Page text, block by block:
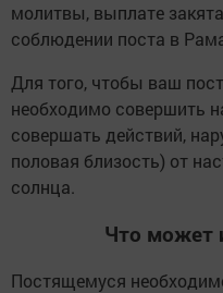
молитвы, выплате
соблюдении поста в
Для того, чтобы ваш
необходимо совершить
совершать действий,
половая близость) от
солнца.
Что может
Постящемуся